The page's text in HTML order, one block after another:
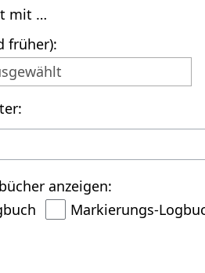
mit …
früher):
anzeigen:
Markierungs-